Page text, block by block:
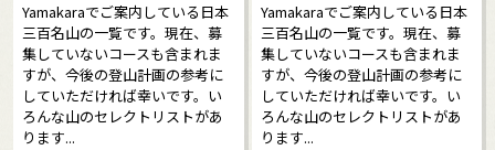
Yamakaraでご案内している日本
三百名山の一覧です。現在、募
集していないコースも含まれま
すが、今後の登山計画の参考に
していただければ幸いです。い
ろんな山のセレクトリストがあ
ります...
Yamakaraでご案内している日本
三百名山の一覧です。現在、募
集していないコースも含まれま
すが、今後の登山計画の参考に
していただければ幸いです。い
ろんな山のセレクトリストがあ
ります...